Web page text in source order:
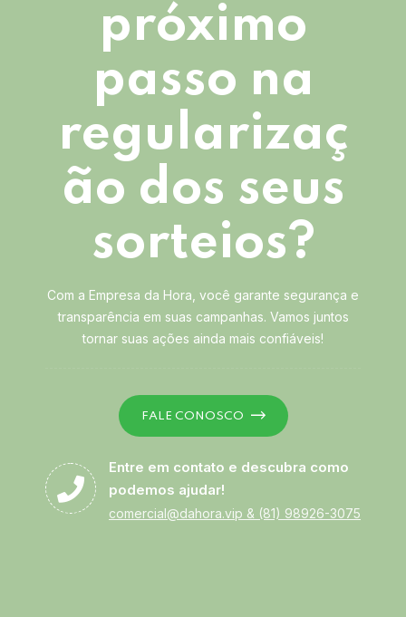
próximo
passo na
regularizaç
ão dos seus
sorteios?
Com a Empresa da Hora, você garante segurança e
transparência em suas campanhas. Vamos juntos
tornar suas ações ainda mais confiáveis!
FALE CONOSCO
Entre em contato e descubra como
podemos ajudar!
comercial@dahora.vip & (81) 98926-3075